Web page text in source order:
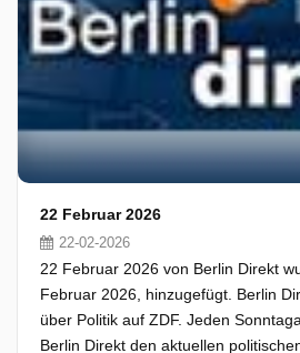
22 Februar 2026
22-02-2026
22 Februar 2026 von Berlin Direkt
Februar 2026, hinzugefügt. Berlin
über Politik auf ZDF. Jeden
Berlin Direkt den aktuellen